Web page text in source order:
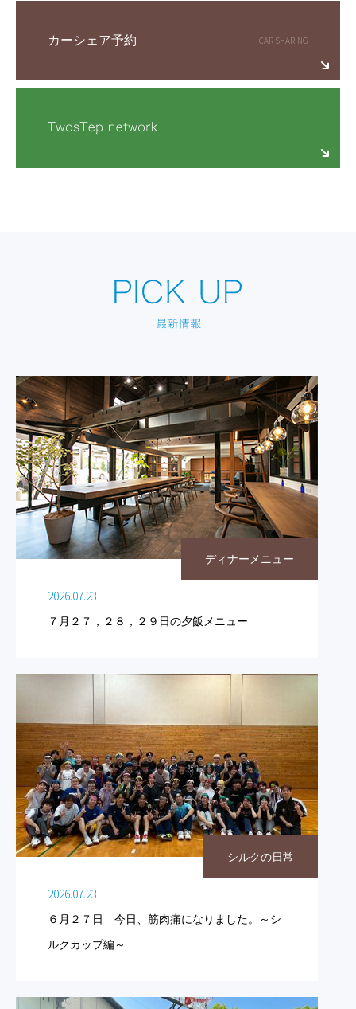
カーシェア予約
ディナーメニュー
2026.07.23
７月２７，２８，２９日の夕飯メニュー
シルクの日常
2026.07.23
６月２７日 今日、筋肉痛になりました。～シ
ルクカップ編～